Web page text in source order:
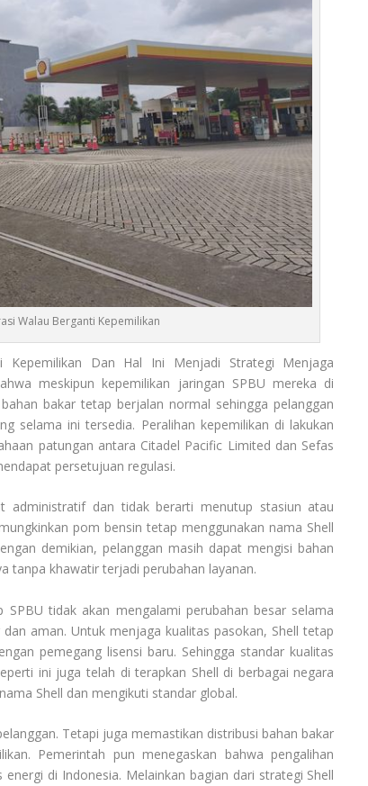
Walau Berganti Kepemilikan
Dan Hal Ini Menjadi Strategi Menjaga
meskipun kepemilikan jaringan SPBU mereka di
bakar tetap berjalan normal sehingga pelanggan
selama ini tersedia. Peralihan kepemilikan di lakukan
patungan antara Citadel Pacific Limited dan Sefas
persetujuan regulasi.
administratif dan tidak berarti menutup stasiun atau
pom bensin tetap menggunakan nama Shell
demikian, pelanggan masih dapat mengisi bahan
tanpa khawatir terjadi perubahan layanan.
tidak akan mengalami perubahan besar selama
aman. Untuk menjaga kualitas pasokan, Shell tetap
pemegang lisensi baru. Sehingga standar kualitas
ini juga telah di terapkan Shell di berbagai negara
Shell dan mengikuti standar global.
Tetapi juga memastikan distribusi bahan bakar
Pemerintah pun menegaskan bahwa pengalihan
di Indonesia. Melainkan bagian dari strategi Shell